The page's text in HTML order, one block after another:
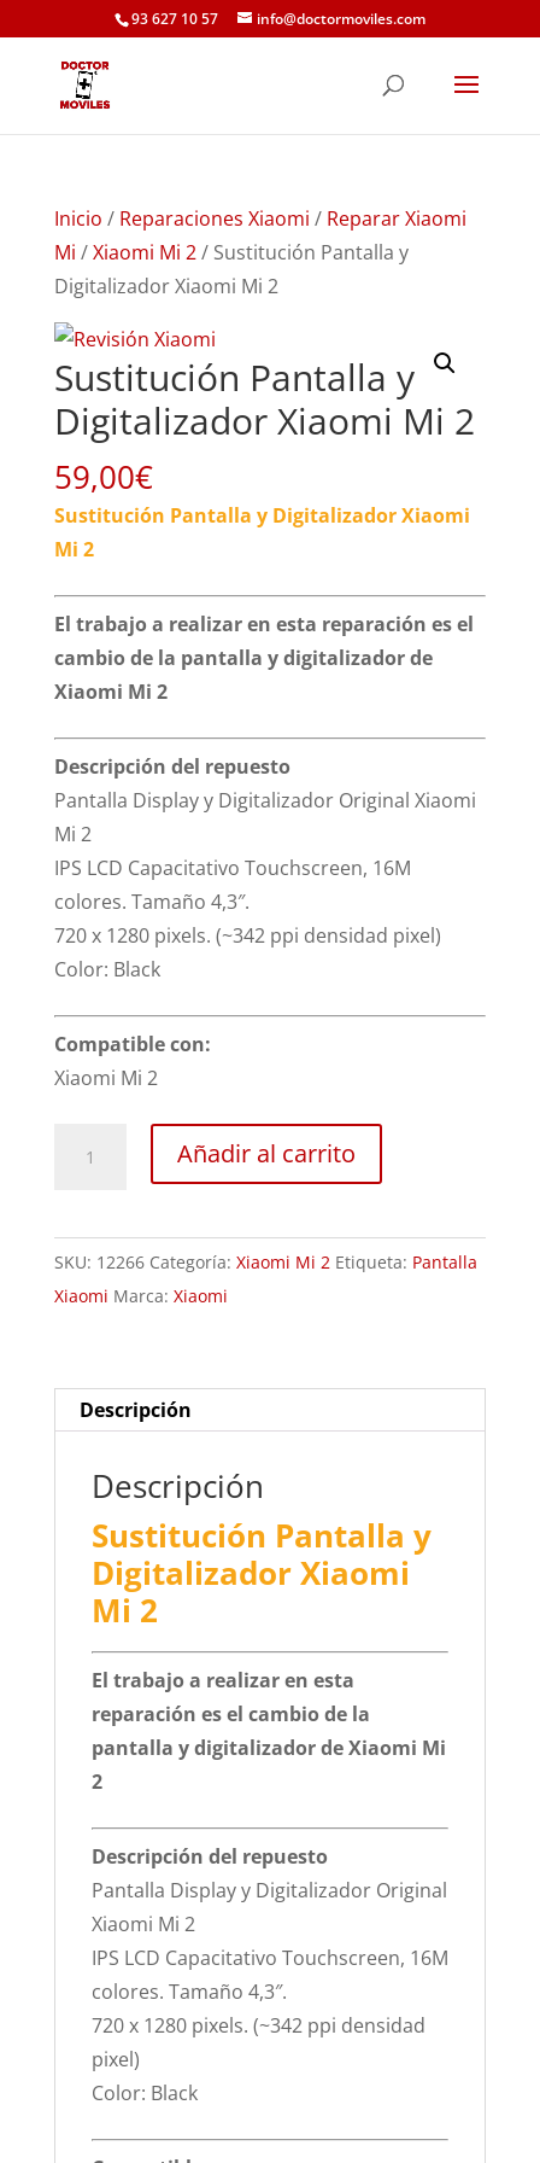
93 627 10 57 info@doctormoviles.com
Inicio / Reparaciones Xiaomi / Reparar Xiaomi
Mi /Xiaomi Mi 2/ Sustitución Pantalla y
Digitalizador Xiaomi Mi 2
Sustitución Pantalla y
Digitalizador Xiaomi Mi 2
59,00€
Sustitución Pantalla y Digitalizador Xiaomi
Mi 2
El trabajo a realizar en esta reparación es el
cambio de la pantalla y digitalizador de
Xiaomi Mi 2
Descripción del repuesto
Pantalla Display y Digitalizador Original Xiaomi
Mi 2
IPS LCD Capacitativo Touchscreen, 16M
colores. Tamaño 4,3″.
720 x 1280 pixels. (~342 ppi densidad pixel)
Color: Black
Compatible con:
Xiaomi Mi 2
Digitalizador
Xiaomi
Mi
Añadir al carrito
SKU: 12266 Categoría: Xiaomi Mi 2 Etiqueta: Pantalla
Xiaomi Marca: Xiaomi
Descripción
Descripción
Sustitución Pantalla y
Digitalizador Xiaomi
Mi 2
El trabajo a realizar en esta
reparación es el cambio de la
pantalla y digitalizador de Xiaomi Mi
2
Descripción del repuesto
Pantalla Display y Digitalizador Original
Xiaomi Mi 2
IPS LCD Capacitativo Touchscreen, 16M
colores. Tamaño 4,3″.
720 x 1280 pixels. (~342 ppi densidad
pixel)
Color: Black